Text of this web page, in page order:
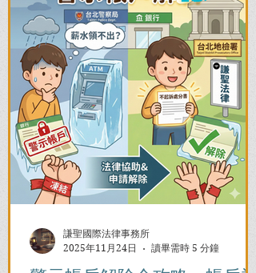
謙聖國際法律事務所
2025年11月24日
讀畢需時 5 分鐘